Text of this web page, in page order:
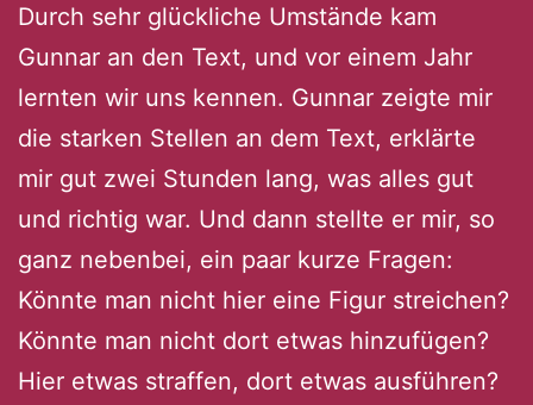
Durch sehr glückliche Umstände kam
Gunnar an den Text, und vor einem Jahr
lernten wir uns kennen. Gunnar zeigte mir
die starken Stellen an dem Text, erklärte
mir gut zwei Stunden lang, was alles gut
und richtig war. Und dann stellte er mir, so
ganz nebenbei, ein paar kurze Fragen:
Könnte man nicht hier eine Figur streichen?
Könnte man nicht dort etwas hinzufügen?
Hier etwas straffen, dort etwas ausführen?